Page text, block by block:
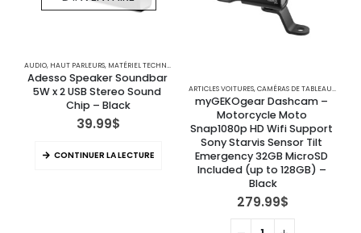
AUDIO, HAUT PARLEURS, MATÉRIEL TECHNOLOGIQUE
Adesso Speaker Soundbar
5W x 2 USB Stereo Sound
Chip – Black
39.99$
CONTINUER LA LECTURE
ARTICLES VOITURES,CAMÉRAS DE TABLEAU DE BORD
myGEKOgear Dashcam –
Motorcycle Moto
Snap1080p HD Wifi Support
Sony Starvis Sensor Tilt
Emergency 32GB MicroSD
Included (up to 128GB) –
Black
279.99$